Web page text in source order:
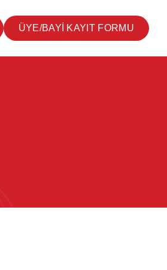
ÜYE/BAYİ KAYIT FORMU